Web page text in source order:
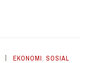
EKONOMI,SOSIAL